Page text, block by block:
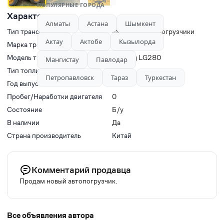
Характеристики
Тип транспорта
Фронтальные погрузчики
Марка транспорта
LONKING
Модель транспорта
Lonking LG280
Тип топлива
Год выпуска
2022
Пробег/Наработки двигателя
0
Состояние
Б/у
В наличии
Да
Страна производитель
Китай
Комментарий продавца
Продам новый автопогрузчик.
Все объявления автора
ПОПУЛЯРНЫЕ ГОРОДА
Алматы Астана
Шымкент
Актау
Актобе
Кызылорда
Мангистау
Павлодар
Петропавловск
Тараз Туркестан